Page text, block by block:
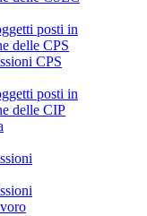
posti in
delle CPS
CPS
posti in
delle CIP